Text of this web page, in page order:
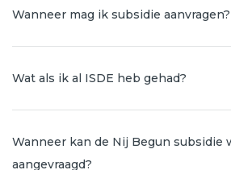
Wanneer mag ik subsidie aanvragen?
Wat als ik al ISDE heb gehad?
Wanneer kan de Nij Begun subsidie
aangevraagd?